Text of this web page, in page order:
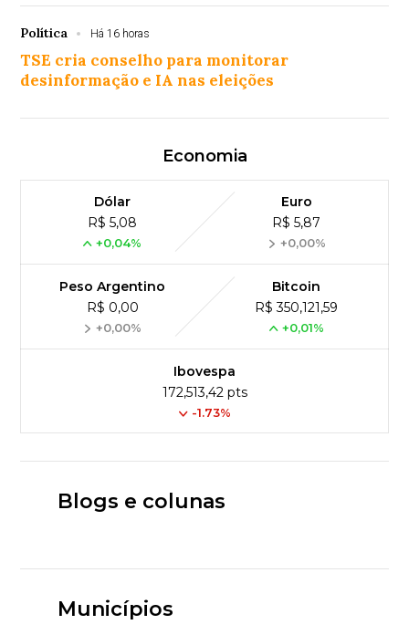
Política Há 16 horas
TSE cria conselho para monitorar
desinformação e IA nas eleições
Economia
Dólar
R$ 5,08
+0,04%
Euro
R$ 5,87
+0,00%
Peso Argentino
R$ 0,00
+0,00%
Bitcoin
R$ 350,121,59
+0,01%
Ibovespa
172,513,42 pts
-1.73%
Blogs e colunas
Municípios